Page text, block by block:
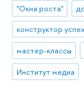
"Окна роста"
конструктор
мастер-классы
Институт медиа